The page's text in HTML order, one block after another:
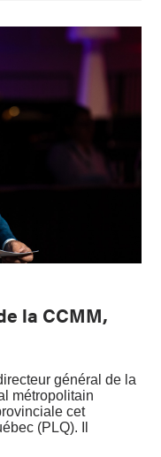
la CCMM,
général de la
métropolitain
cet
(PLQ). Il